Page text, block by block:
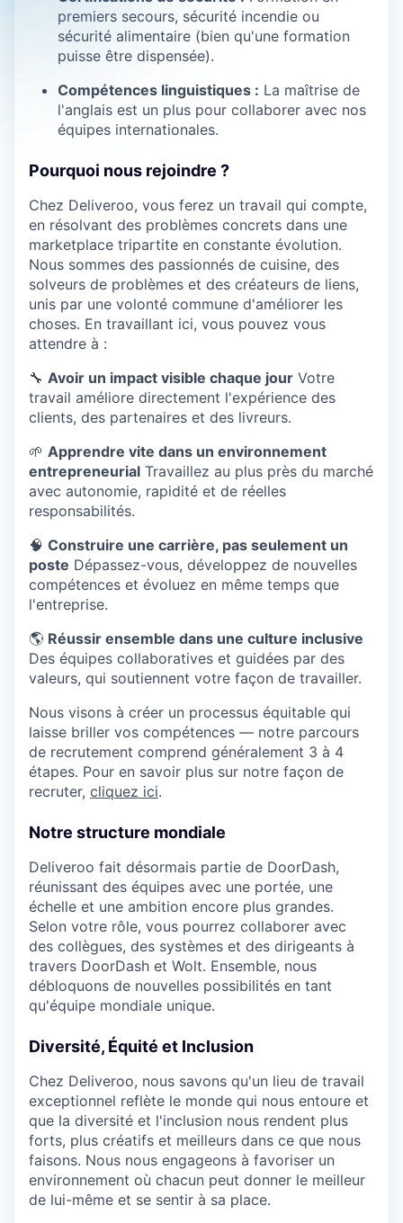
premiers secours, sécurité incendie ou
sécurité alimentaire (bien qu'une formation
puisse être dispensée).
Compétences linguistiques : La maîtrise de
l'anglais est un plus pour collaborer avec nos
équipes internationales.
Pourquoi nous rejoindre ?
Chez Deliveroo, vous ferez un travail qui compte,
en résolvant des problèmes concrets dans une
marketplace tripartite en constante évolution.
Nous sommes des passionnés de cuisine, des
solveurs de problèmes et des créateurs de liens,
unis par une volonté commune d'améliorer les
choses. En travaillant ici, vous pouvez vous
attendre à :
🔧 Avoir un impact visible chaque jour Votre
travail améliore directement l'expérience des
clients, des partenaires et des livreurs.
🌱 Apprendre vite dans un environnement
entrepreneurial Travaillez au plus près du marché
avec autonomie, rapidité et de réelles
responsabilités.
🧠 Construire une carrière, pas seulement un
poste Dépassez-vous, développez de nouvelles
compétences et évoluez en même temps que
l'entreprise.
🌎 Réussir ensemble dans une culture inclusive
Des équipes collaboratives et guidées par des
valeurs, qui soutiennent votre façon de travailler.
Nous visons à créer un processus équitable qui
laisse briller vos compétences — notre parcours
de recrutement comprend généralement 3 à 4
étapes. Pour en savoir plus sur notre façon de
recruter, cliquez ici.
Notre structure mondiale
Deliveroo fait désormais partie de DoorDash,
réunissant des équipes avec une portée, une
échelle et une ambition encore plus grandes.
Selon votre rôle, vous pourrez collaborer avec
des collègues, des systèmes et des dirigeants à
travers DoorDash et Wolt. Ensemble, nous
débloquons de nouvelles possibilités en tant
qu'équipe mondiale unique.
Diversité, Équité et Inclusion
Chez Deliveroo, nous savons qu'un lieu de travail
exceptionnel reflète le monde qui nous entoure et
que la diversité et l'inclusion nous rendent plus
forts, plus créatifs et meilleurs dans ce que nous
faisons. Nous nous engageons à favoriser un
environnement où chacun peut donner le meilleur
de lui-même et se sentir à sa place.